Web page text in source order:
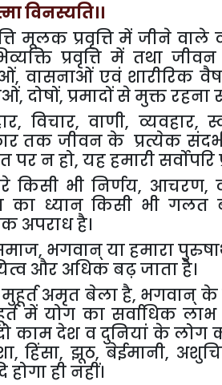
विनस्यति।।
मूलक प्रवृत्ति में जीने वाले
प्रवृत्ति में तथा
वासनाओं एवं शारीरिक
दोषों, प्रमादों से मुक्त रहना
विचार, वाणी,
तक जीवन के प्रत्येक
पर न हो, यह हमारी सर्वोपरि
किसी भी निर्णय, आचरण,
का ध्यान किसी भी गलत
अपराध है।
भगवान् या हमारा
और अधिक बढ़ जाता है।
मुहूर्त अमृत बेला है, भगवान्
में योग का सर्वाधिक
काम देश व दुनियां के लोग
हिंसा, झूठ, बेईमानी,
ही नहीं।